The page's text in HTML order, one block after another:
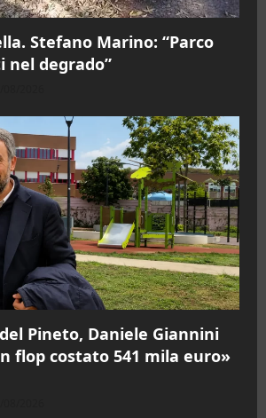
Stefano Marino: “Parco
nel degrado”
Pineto, Daniele Giannini
flop costato 541 mila euro»